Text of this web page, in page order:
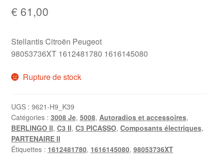
€ 61,00
Stellantis Citroën Peugeot
98053736XT 1612481780 1616145080
Rupture de stock
UGS : 9621-H9_K39
Catégories : 3008 Je, 5008, Autoradios et accessoires,
BERLINGO II, C3 II, C3 PICASSO, Composants électriques,
PARTENAIRE II
Étiquettes : 1612481780, 1616145080, 98053736XT